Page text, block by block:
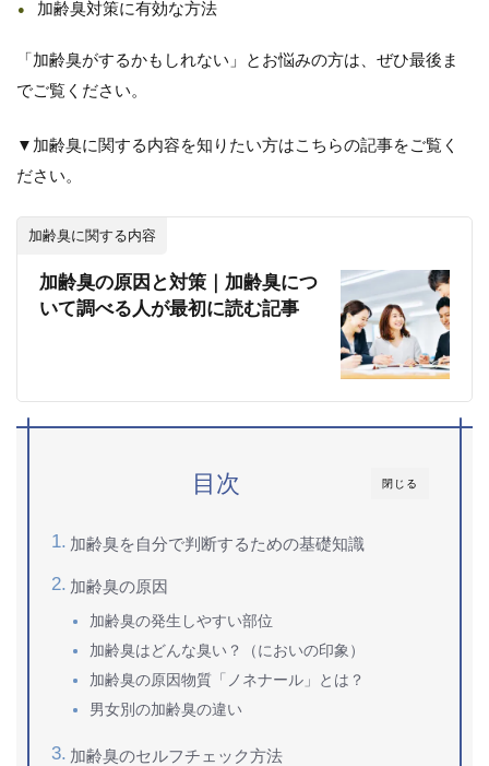
加齢臭対策に有効な方法
「加齢臭がするかもしれない」とお悩みの方は、ぜひ最後ま
でご覧ください。
▼加齢臭に関する内容を知りたい方はこちらの記事をご覧く
ださい。
加齢臭に関する内容
加齢臭の原因と対策｜加齢臭につ
いて調べる人が最初に読む記事
閉じる
目次
加齢臭を自分で判断するための基礎知識
加齢臭の原因
加齢臭の発生しやすい部位
加齢臭はどんな臭い？（においの印象）
加齢臭の原因物質「ノネナール」とは？
男女別の加齢臭の違い
加齢臭のセルフチェック方法